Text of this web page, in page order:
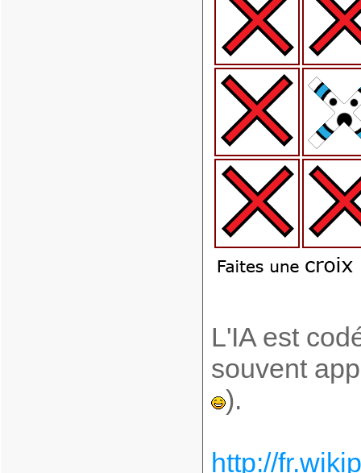
L'IA est
souvent
).
http://